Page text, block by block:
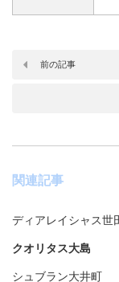
前の記事
関連記事
ディアレイシャス世
クオリタス大島
シュブラン大井町